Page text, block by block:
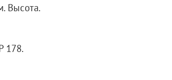
Высота.
178.